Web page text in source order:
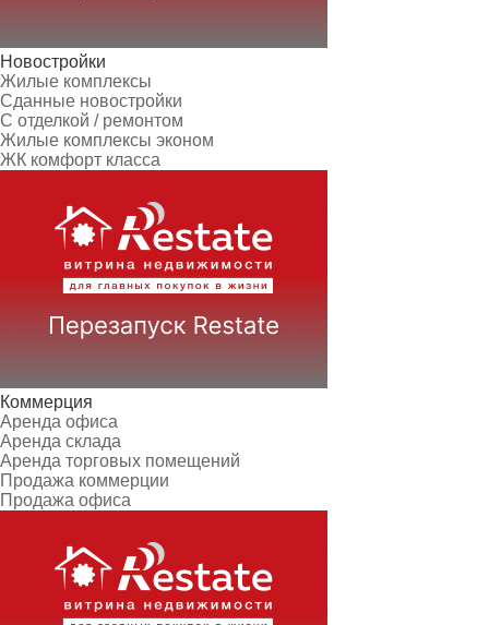
Новостройки
Жилые комплексы
Сданные новостройки
С отделкой / ремонтом
Жилые комплексы эконом
ЖК комфорт класса
Коммерция
Аренда офиса
Аренда склада
Аренда торговых помещений
Продажа коммерции
Продажа офиса